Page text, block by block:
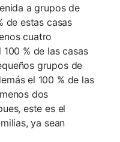
a grupos de
de estas casas
cuatro
% de las casas
grupos de
el 100 % de las
dos
este es el
ya sean